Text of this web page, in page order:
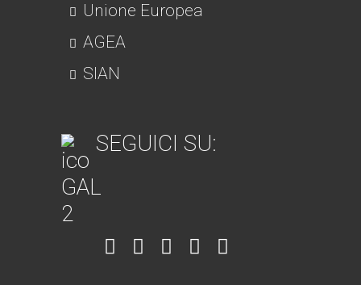
Unione Europea
AGEA
SIAN
SEGUICI SU:
Item Item Item Item